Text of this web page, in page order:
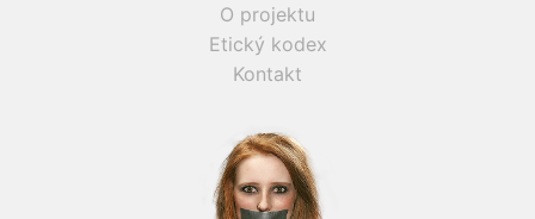
O projektu
Etický kodex
Kontakt